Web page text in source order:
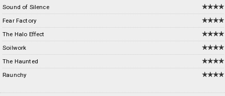
Sound of Silence
Fear Factory
The Halo Effect
Soilwork
The Haunted
Raunchy